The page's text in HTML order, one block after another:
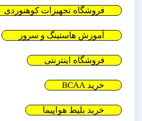
فروشگاه تجهیزات کوهنوردی
آموزش هاستینگ و سرور
فروشگاه اینترنتی
خرید BCAA
خرید بلیط هواپیما